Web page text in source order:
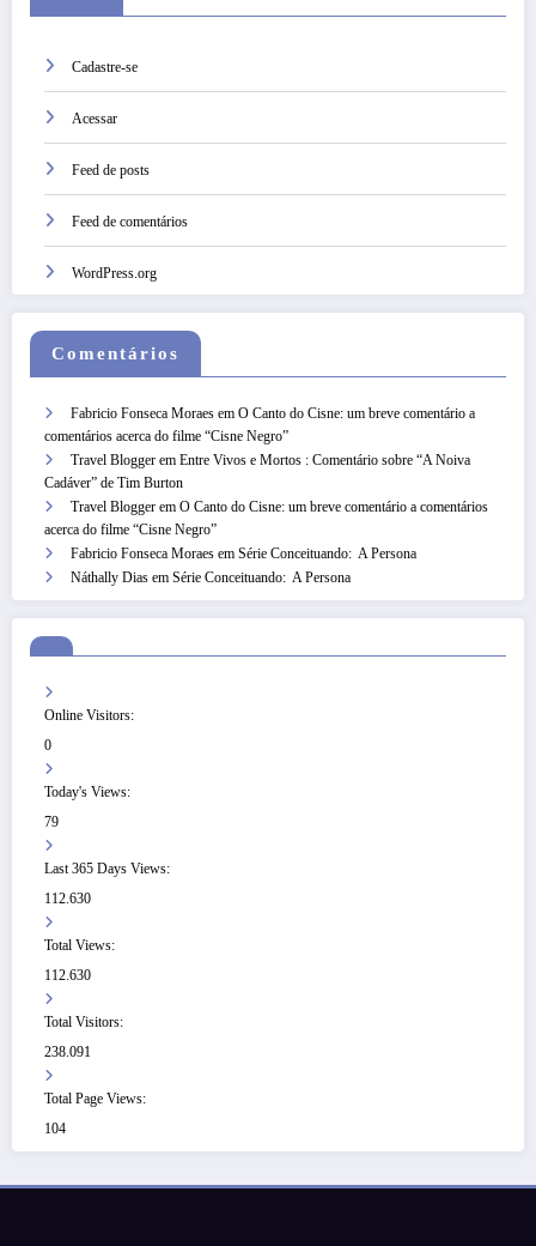
Cadastre-se
Acessar
Feed de posts
Feed de comentários
WordPress.org
Comentários
Fabricio Fonseca Moraes em O Canto do Cisne: um breve comentário a
comentários acerca do filme “Cisne Negro”
Travel Blogger em Entre Vivos e Mortos : Comentário sobre “A Noiva
Cadáver” de Tim Burton
Travel Blogger em O Canto do Cisne: um breve comentário a comentários
acerca do filme “Cisne Negro”
Fabricio Fonseca Moraes em Série Conceituando: A Persona
Náthally Dias em Série Conceituando: A Persona
Online Visitors:
0
Today's Views:
79
Last 365 Days Views:
112.630
Total Views:
112.630
Total Visitors:
238.091
Total Page Views:
104